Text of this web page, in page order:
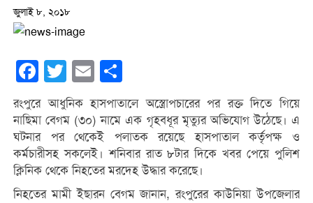
জুলাই ৮, ২০১৮
Facebook
Twitter Email
রংপুরে আধুনিক হাসপাতালে অস্ত্রোপচারের পর রক্ত দিতে গিয়ে
নাছিমা বেগম (৩০) নামে এক গৃহবধূর মৃত্যুর অভিযোগ উঠেছে। এ
ঘটনার পর থেকেই পলাতক রয়েছে হাসপাতাল কর্তৃপক্ষ ও
কর্মচারীসহ সকলেই। শনিবার রাত ৮টার দিকে খবর পেয়ে পুলিশ
ক্লিনিক থেকে নিহতের মরদেহ উদ্ধার করেছে।
নিহতের মামী ইছারন বেগম জানান, রংপুরের কাউনিয়া উপজেলার